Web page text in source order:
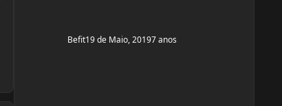
Befit19 de Maio, 20197 anos